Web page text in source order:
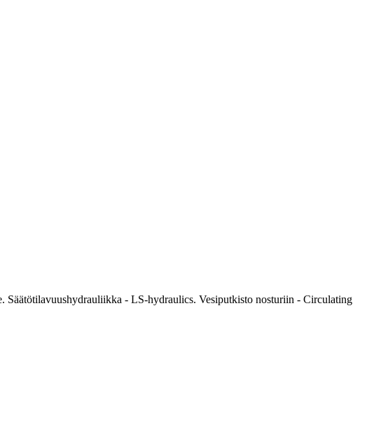
- LS-hydraulics. Vesiputkisto nosturiin - Circulating